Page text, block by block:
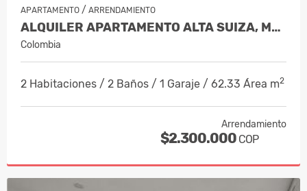
APARTAMENTO / ARRENDAMIENTO
ALQUILER APARTAMENTO ALTA SUIZA, MANI…
Colombia
2 Habitaciones / 2 Baños / 1 Garaje / 62.33 Área m2
Arrendamiento
$2.300.000 COP